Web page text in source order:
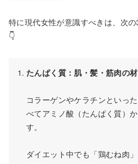
特に現代女性が意識すべきは、次
👇
たんぱく質：肌・髪・筋肉の
コラーゲンやケラチンといっ
べてアミノ酸（たんぱく質）
す。
ダイエット中でも「鶏むね肉」